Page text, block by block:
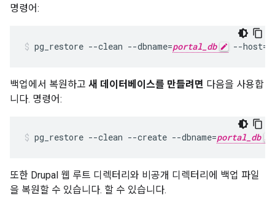
명령어:
pg_restore --clean --dbname=portal_db --
백업에서 복원하고 새 데이터베이스를 만들려면 다음을 사용합
니다. 명령어:
pg_restore --clean --create --dbname=portal_db
또한 Drupal 웹 루트 디렉터리와 비공개 디렉터리에 백업 파일
을 복원할 수 있습니다. 할 수 있습니다.